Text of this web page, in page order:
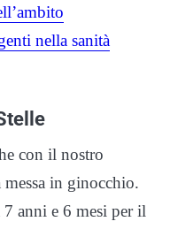
nella sanità
con il nostro
messa in ginocchio.
anni e 6 mesi per il